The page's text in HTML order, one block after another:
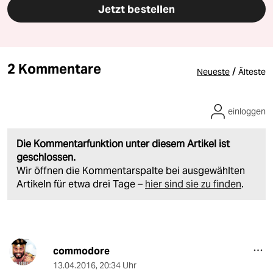
Jetzt bestellen
2 Kommentare Neueste / Älteste
Die Kommentarfunktion unter diesem Artikel ist
geschlossen.
Wir öffnen die Kommentarspalte bei ausgewählten
Artikeln für etwa drei Tage – hier sind sie zu finden.
einloggen
commodore
13.04.2016, 20:34 Uhr